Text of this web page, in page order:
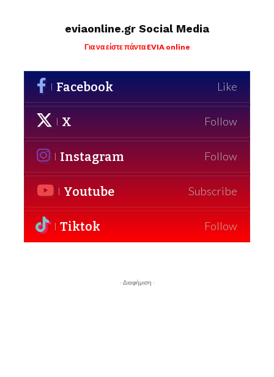
eviaonline.gr Social Media
Για να είστε πάντα EVIA online
Facebook Like
X Follow
Instagram Follow
Youtube Subscribe
Tiktok Follow
- Διαφήμιση -